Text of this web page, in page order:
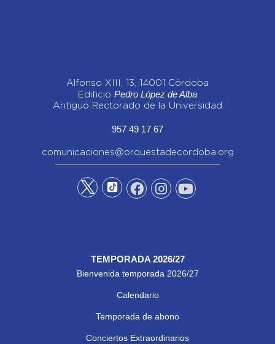
Alfonso XIII, 13, 14001 Córdoba
Edificio Pedro López de Alba
Antiguo Rectorado de la Universidad
957 49 17 67
comunicaciones@orquestadecordoba.org
TEMPORADA 2026/27
Bienvenida temporada 2026/27
Calendario
Temporada de abono
Conciertos Extraordinarios